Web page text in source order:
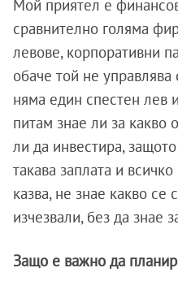
Мой приятел е
сравнително голяма
левове, корпоративни
обаче той не управлява
няма един спестен лев
питам знае ли за какво
ли да инвестира,
такава заплата и
казва, не знае какво се
изчезвали, без да знае
Защо е важно да